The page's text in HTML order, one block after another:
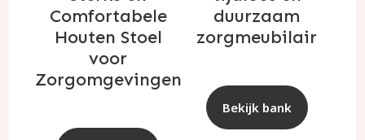
Comfortabele
Houten Stoel
voor
Zorgomgevingen
duurzaam
zorgmeubilair
Bekijk bank